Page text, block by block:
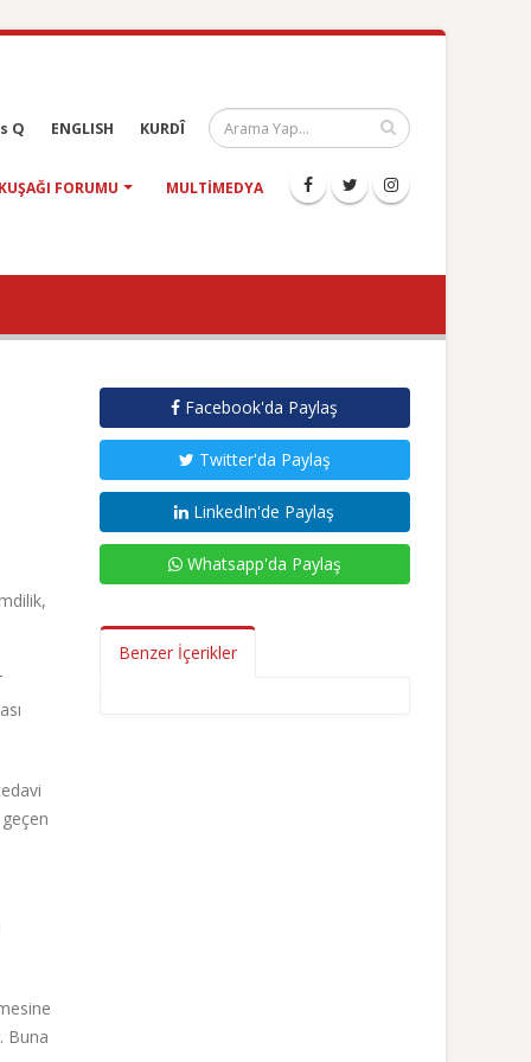
Q ENGLISH KURDÎ
FORUMU MULTIMEDYA
Buna
Facebook'da Paylaş
Twitter'da Paylaş
LinkedIn'de Paylaş
Whatsapp'da Paylaş
Benzer İçerikler